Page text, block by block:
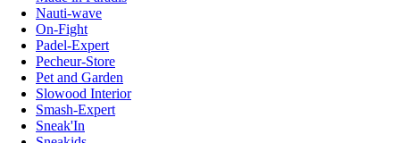
Nauti-wave
On-Fight
Padel-Expert
Pecheur-Store
Pet and Garden
Slowood Interior
Smash-Expert
Sneak'In